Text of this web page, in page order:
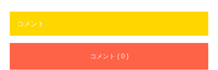
コメント
コメント ( 0 )